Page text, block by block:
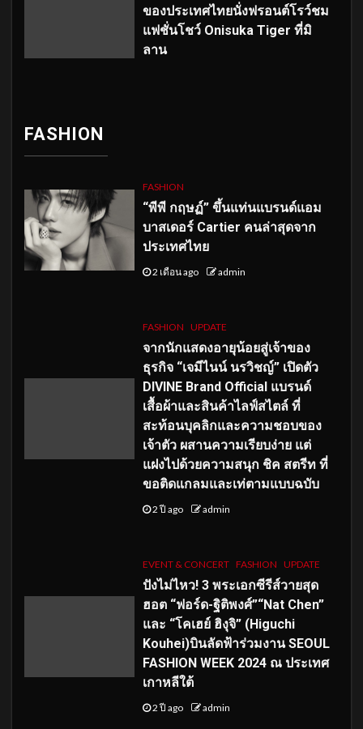
ของประเทศไทยนั่งฟรอนต์โรว์ชม
แฟชั่นโชว์ Onisuka Tiger ที่มิ
ลาน
FASHION
FASHION
“พีพี กฤษฏ์” ขึ้นแท่นแบรนด์แอม
บาสเดอร์ Cartier คนล่าสุดจาก
ประเทศไทย
2 เดือน ago admin
FASHION UPDATE
จากนักแสดงอายุน้อยสู่เจ้าของ
ธุรกิจ “เจมีไนน์ นรวิชญ์” เปิดตัว
DIVINE Brand Official แบรนด์
เสื้อผ้าและสินค้าไลฟ์สไตล์ ที่
สะท้อนบุคลิกและความชอบของ
เจ้าตัว ผสานความเรียบง่าย แต่
แฝงไปด้วยความสนุก ชิค สตรีท ที่
ขอติดแกลมและเท่ตามแบบฉบับ
2 ปี ago admin
EVENT & CONCERT FASHION UPDATE
ปังไม่ไหว! 3 พระเอกซีรีส์วายสุด
ฮอต “ฟอร์ด-ฐิติพงศ์”“Nat Chen”
และ “โคเฮย์ ฮิงุจิ” (Higuchi
Kouhei)บินลัดฟ้าร่วมงาน SEOUL
FASHION WEEK 2024 ณ ประเทศ
เกาหลีใต้
2 ปี ago admin